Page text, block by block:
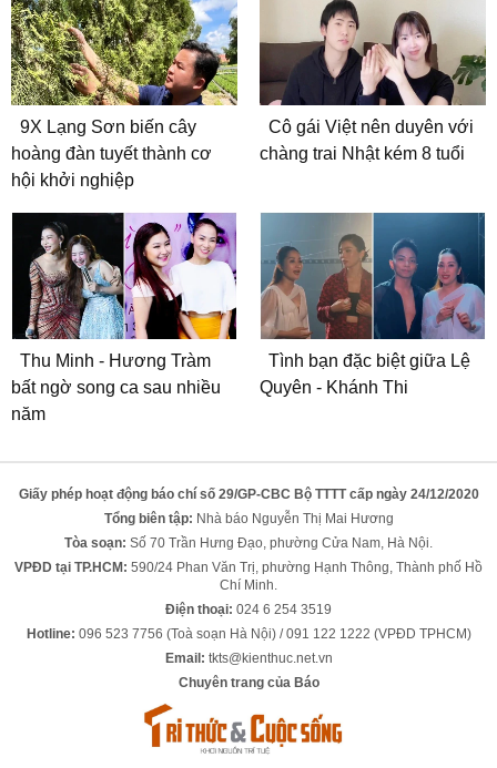
9X Lạng Sơn biến cây
hoàng đàn tuyết thành cơ
hội khởi nghiệp
Cô gái Việt nên duyên với
chàng trai Nhật kém 8 tuổi
Thu Minh - Hương Tràm
bất ngờ song ca sau nhiều
năm
Tình bạn đặc biệt giữa Lệ
Quyên - Khánh Thi
Giấy phép hoạt động báo chí số 29/GP-CBC Bộ TTTT cấp ngày 24/12/2020
Tổng biên tập: Nhà báo Nguyễn Thị Mai Hương
Tòa soạn: Số 70 Trần Hưng Đạo, phường Cửa Nam, Hà Nội.
VPĐD tại TP.HCM: 590/24 Phan Văn Trị, phường Hạnh Thông, Thành phố Hồ
Chí Minh.
Điện thoại: 024 6 254 3519
Hotline: 096 523 7756 (Toà soạn Hà Nội) / 091 122 1222 (VPĐD TPHCM)
Email: tkts@kienthuc.net.vn
Chuyên trang của Báo